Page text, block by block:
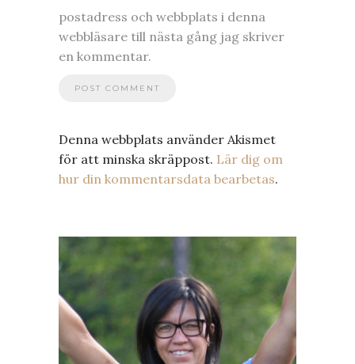
postadress och webbplats i denna
webbläsare till nästa gång jag skriver
en kommentar.
Denna webbplats använder Akismet
för att minska skräppost. Lär dig om
hur din kommentarsdata bearbetas.